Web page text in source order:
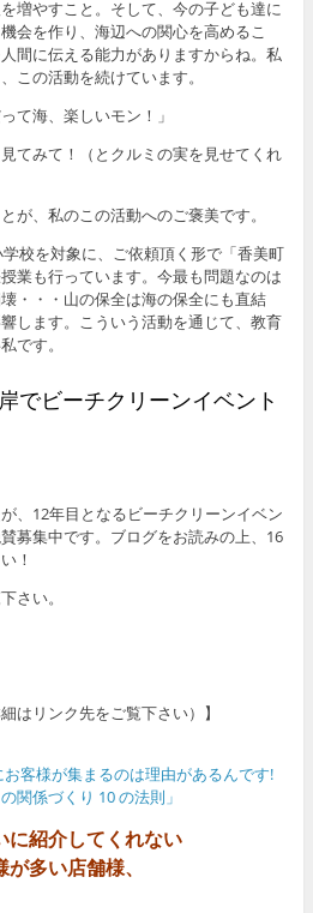
増やすこと。そして、今の子ども達に
会を作り、海辺への関心を高めるこ
間に伝える能力がありますからね。私
この活動を続けています。
て海、楽しいモン！」
てみて！（とクルミの実を見せてくれ
が、私のこの活動へのご褒美です。
校を対象に、ご依頼頂く形で「香美町
業も行っています。今最も問題なのは
・・・山の保全は海の保全にも直結
します。こういう活動を通じて、教育
です。
でビーチクリーンイベント
、12年目となるビーチクリーンイベン
募集中です。ブログをお読みの上、16
！
さい。
はリンク先をご覧下さい）】
客様が集まるのは理由があるんです!
関係づくり 10 の法則」
に紹介してくれない
多い店舗様、